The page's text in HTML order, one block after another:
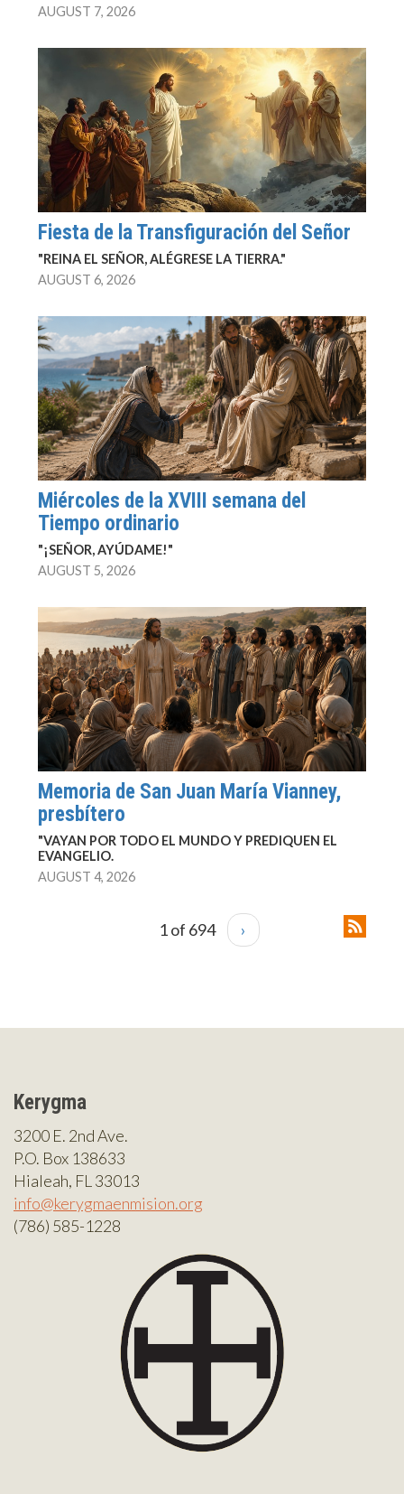
AUGUST 7, 2026
Fiesta de la Transfiguración del Señor
"REINA EL SEÑOR, ALÉGRESE LA TIERRA."
AUGUST 6, 2026
Miércoles de la XVIII semana del
Tiempo ordinario
"¡SEÑOR, AYÚDAME!"
AUGUST 5, 2026
Memoria de San Juan María Vianney,
presbítero
"VAYAN POR TODO EL MUNDO Y PREDIQUEN EL
EVANGELIO.
AUGUST 4, 2026
1 of 694 ›
Kerygma
3200 E. 2nd Ave.
P.O. Box 138633
Hialeah, FL 33013
info@kerygmaenmision.org
(786) 585-1228